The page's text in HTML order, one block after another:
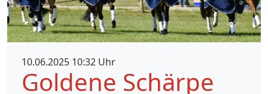
10.06.2025 10:32 Uhr
Goldene Schärpe